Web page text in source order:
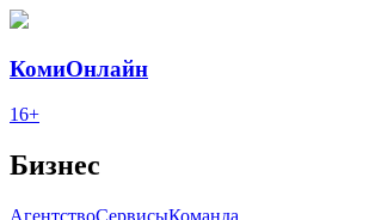
КомиОнлайн
16+
Бизнес